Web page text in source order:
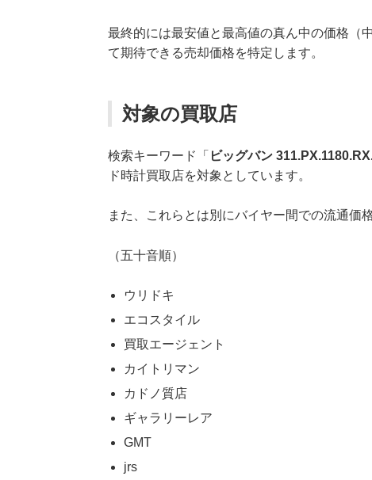
最終的には最安値と最高値の真ん中の価格（
て期待できる売却価格を特定します。
対象の買取店
検索キーワード「 ビッグバン
ド時計買取店を対象としています。
また、これらとは別にバイヤー間での流通価
（五十音順）
ウリドキ
エコスタイル
買取エージェント
カイトリマン
カドノ質店
ギャラリーレア
GMT
jrs